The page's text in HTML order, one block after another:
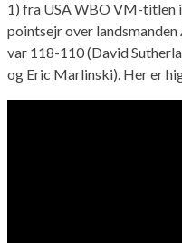
1) fra USA WBO VM-
pointsejr over
var 118-110 (David
og Eric Marlinski). Her er